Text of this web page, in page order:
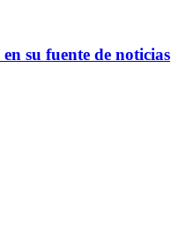
en su fuente de noticias